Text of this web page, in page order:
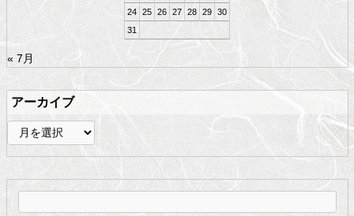
24 25 26 27 28 29 30
31
« 7月
アーカイブ
ア
ー
カ
イ
ブ